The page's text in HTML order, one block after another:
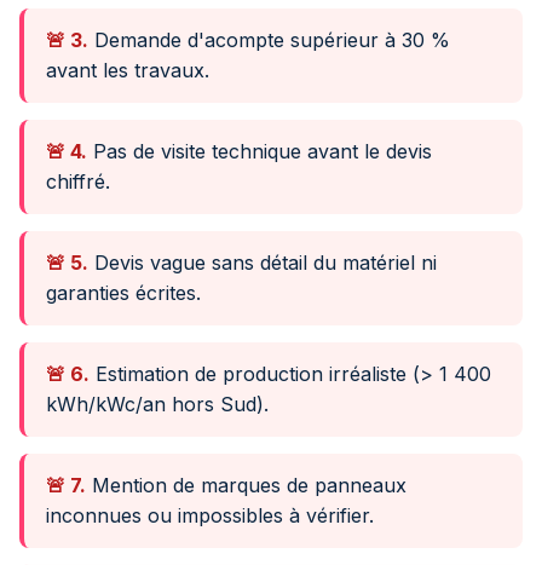
🚨 3. Demande d'acompte supérieur à 30 %
avant les travaux.
🚨 4. Pas de visite technique avant le devis
chiffré.
🚨 5. Devis vague sans détail du matériel ni
garanties écrites.
🚨 6. Estimation de production irréaliste (> 1 400
kWh/kWc/an hors Sud).
🚨 7. Mention de marques de panneaux
inconnues ou impossibles à vérifier.